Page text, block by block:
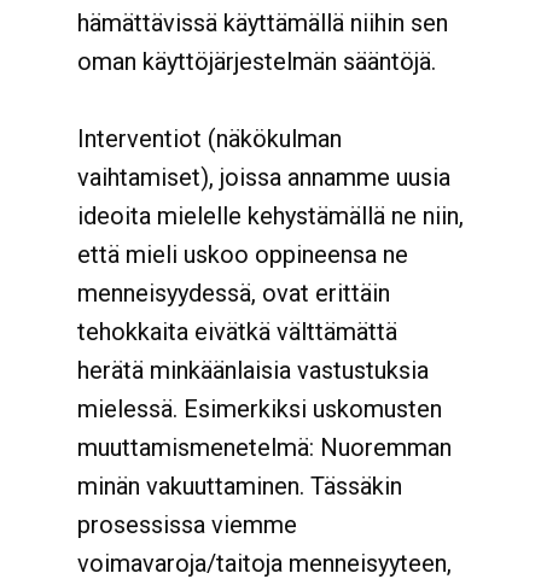
hämättävissä käyttämällä niihin sen
oman käyttöjärjestelmän sääntöjä.
Interventiot (näkökulman
vaihtamiset), joissa annamme uusia
ideoita mielelle kehystämällä ne niin,
että mieli uskoo oppineensa ne
menneisyydessä, ovat erittäin
tehokkaita eivätkä välttämättä
herätä minkäänlaisia vastustuksia
mielessä. Esimerkiksi uskomusten
muuttamismenetelmä: Nuoremman
minän vakuuttaminen. Tässäkin
prosessissa viemme
voimavaroja/taitoja menneisyyteen,